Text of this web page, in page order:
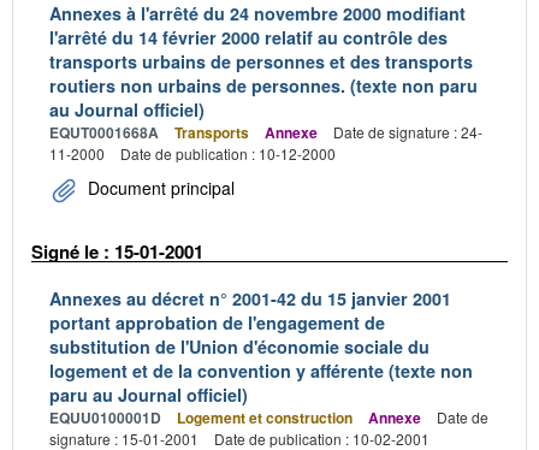
Annexes à l'arrêté du 24 novembre 2000 modifiant
l'arrêté du 14 février 2000 relatif au contrôle des
transports urbains de personnes et des transports
routiers non urbains de personnes. (texte non paru
au Journal officiel)
EQUT0001668A Transports Annexe
Date de signature : 24-
11-2000
Date de publication : 10-12-2000
Document principal
Signé le : 15-01-2001
Annexes au décret n° 2001-42 du 15 janvier 2001
portant approbation de l'engagement de
substitution de l'Union d'économie sociale du
logement et de la convention y afférente (texte non
paru au Journal officiel)
EQUU0100001D Logement et construction Annexe
Date de
signature : 15-01-2001
Date de publication : 10-02-2001